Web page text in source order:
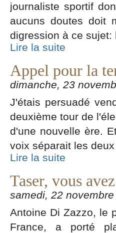
journaliste sportif
aucuns doutes doit
digression à ce sujet:
Lire la suite
Appel pour la
dimanche, 23
J'étais persuadé
deuxième tour de
d'une nouvelle ère.
voix séparait les
Lire la suite
Taser, vous
samedi, 22
Antoine Di Zazzo, le
France, a porté